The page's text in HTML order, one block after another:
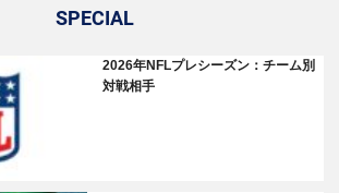
SPECIAL
2026年NFLプレシーズン：チーム別
対戦相手